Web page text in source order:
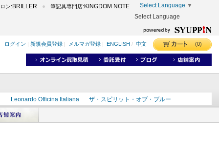
ン: BRILLER 筆記具専門店: KINGDOM NOTE Select Language ▼
Select Language
ログイン 新規会員登録 メルマガ登録 ENGLISH / 中文 (0)
Leonardo Officina Italiana
ザ・スピリット・オブ・ブルー
インD
ズ
カヴゼットインク スーベレーン モンブラン